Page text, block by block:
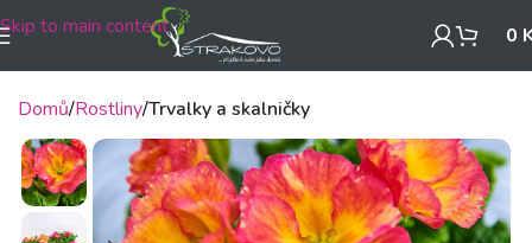
Skip to main content 0
Domů Rostliny Trvalky a skalničky